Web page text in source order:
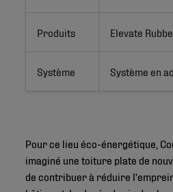
Produits Elevate
Système Système en
Pour ce lieu éco-énergétique,
imaginé une toiture plate de
de contribuer à réduire